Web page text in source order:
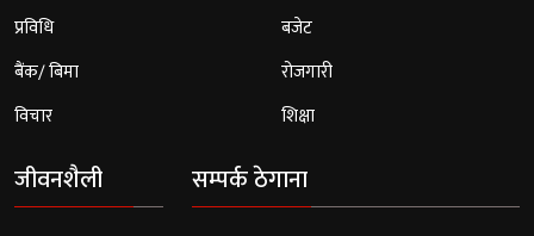
प्रविधि
बैंक/ बिमा
विचार
बजेट
रोजगारी
शिक्षा
जीवनशैली सम्पर्क ठेगाना